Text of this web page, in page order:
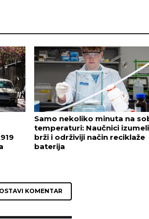
Samo nekoliko minuta na
temperaturi: Naučnici izumeli
brži i održiviji način reciklaže
baterija
OSTAVI KOMENTAR